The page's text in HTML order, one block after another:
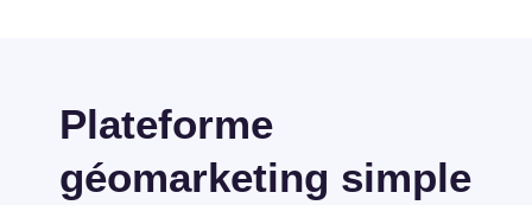
Plateforme
géomarketing simple